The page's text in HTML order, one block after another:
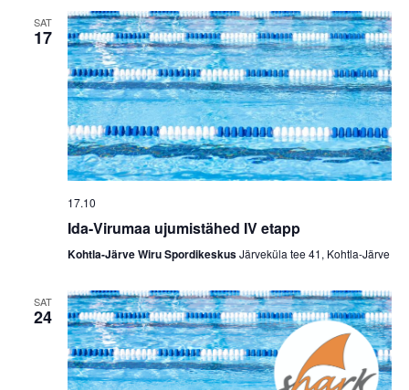
SAT
17
17.10
Ida-Virumaa ujumistähed IV etapp
Kohtla-Järve Wiru SpordikeskusJärveküla tee 41, Kohtla-Järve
SAT
24